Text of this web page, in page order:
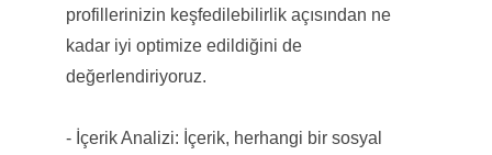
profillerinizin keşfedilebilirlik açısından ne
kadar iyi optimize edildiğini de
değerlendiriyoruz.
- İçerik Analizi: İçerik, herhangi bir sosyal